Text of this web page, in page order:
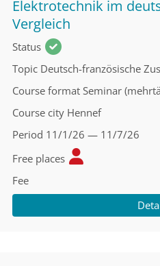
Elektrotechnik im
Vergleich
Status
Topic Deutsch-französische
Course format Seminar
Course city Hennef
Period 11/1/26 — 11/7/26
Free places
Fee